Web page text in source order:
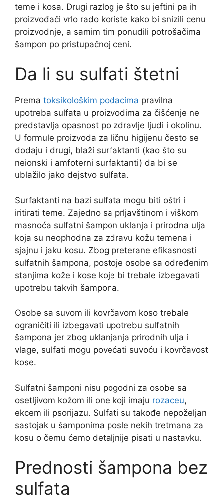
teme i kosa. Drugi razlog je što su jeftini pa ih
proizvođači vrlo rado koriste kako bi snizili cenu
proizvodnje, a samim tim ponudili potrošačima
šampon po pristupačnoj ceni.
Da li su sulfati štetni
Prema toksikološkim podacima pravilna
upotreba sulfata u proizvodima za čišćenje ne
predstavlja opasnost po zdravlje ljudi i okolinu.
U formule proizvoda za ličnu higijenu često se
dodaju i drugi, blaži surfaktanti (kao što su
neionski i amfoterni surfaktanti) da bi se
ublažilo jako dejstvo sulfata.
Surfaktanti na bazi sulfata mogu biti oštri i
iritirati teme. Zajedno sa prljavštinom i viškom
masnoća sulfatni šampon uklanja i prirodna ulja
koja su neophodna za zdravu kožu temena i
sjajnu i jaku kosu. Zbog preterane efikasnosti
sulfatnih šampona, postoje osobe sa određenim
stanjima kože i kose koje bi trebale izbegavati
upotrebu takvih šampona.
Osobe sa suvom ili kovrčavom koso trebale
ograničiti ili izbegavati upotrebu sulfatnih
šampona jer zbog uklanjanja prirodnih ulja i
vlage, sulfati mogu povećati suvoću i kovrčavost
kose.
Sulfatni šamponi nisu pogodni za osobe sa
osetljivom kožom ili one koji imaju rozaceu,
ekcem ili psorijazu. Sulfati su takođe nepoželjan
sastojak u šamponima posle nekih tretmana za
kosu o čemu ćemo detaljnije pisati u nastavku.
Prednosti šampona bez
sulfata